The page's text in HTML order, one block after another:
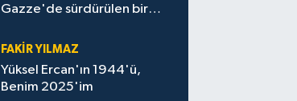
Gazze'de sürdürülen bir
FAKİR YILMAZ
Yüksel Ercan'ın 1944'ü,
Benim 2025'im